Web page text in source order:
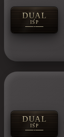
DUAL
ISP
DUAL
ISP